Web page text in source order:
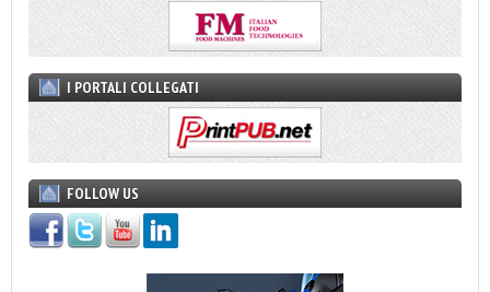
I PORTALI COLLEGATI
FOLLOW US